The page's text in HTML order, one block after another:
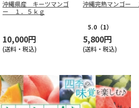
沖縄県産 キーツマンゴ
ー １．５ｋｇ
10,000円
(送料・税込)
沖縄完熟マンゴー
5.0 （1）
5,800円
(送料・税込)